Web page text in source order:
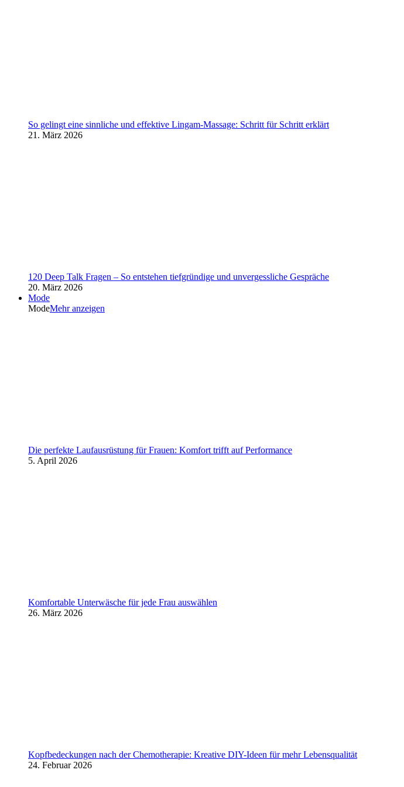
So gelingt eine sinnliche und effektive Lingam-Massage: Schritt für Schritt erklärt
21. März 2026
120 Deep Talk Fragen – So entstehen tiefgründige und unvergessliche Gespräche
20. März 2026
Mode
ModeMehr anzeigen
Die perfekte Laufausrüstung für Frauen: Komfort trifft auf Performance
5. April 2026
Komfortable Unterwäsche für jede Frau auswählen
26. März 2026
Kopfbedeckungen nach der Chemotherapie: Kreative DIY-Ideen für mehr Lebensqualität
24. Februar 2026